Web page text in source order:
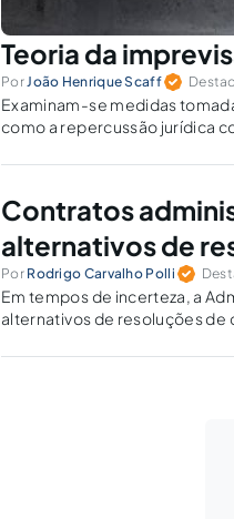
Teoria da
PorJoão Henrique Scaff
Examinam-se medidas
como a repercussão jurídica
Contratos
alternativos de
Por Rodrigo Carvalho Polli
Em tempos de incerteza, a
alternativos de resoluções de